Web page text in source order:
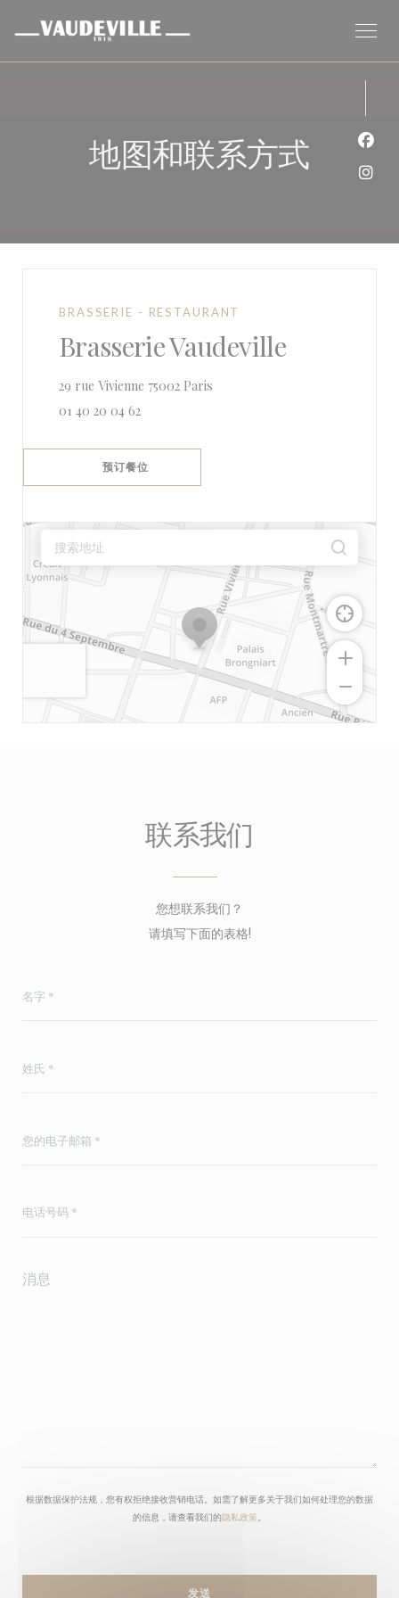
地图和联系方式
BRASSERIE - RESTAURANT
Brasserie Vaudeville
29 rue Vivienne 75002 Paris
01 40 20 04 62
预订餐位
联系我们
您想联系我们？
请填写下面的表格!
根据数据保护法规，您有权拒绝接收营销电话。如需了解更多关于我们如何处理您的数据
的信息，请查看我们的隐私政策